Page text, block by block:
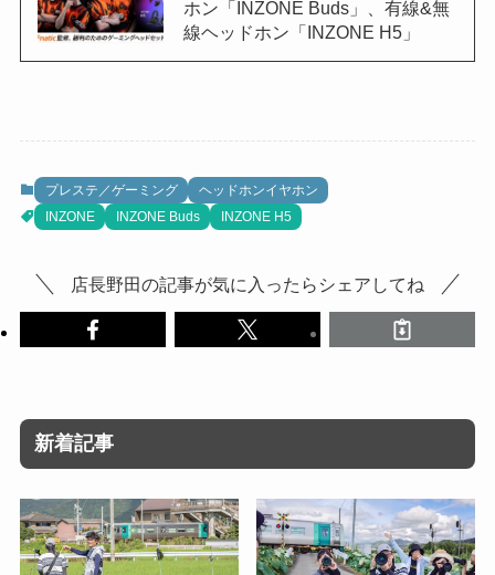
ホン「INZONE Buds」、有線&無
線ヘッドホン「INZONE H5」
プレステ／ゲーミング
ヘッドホンイヤホン
INZONE
INZONE Buds INZONE H5
店長野田の記事が気に入ったらシェアしてね
新着記事